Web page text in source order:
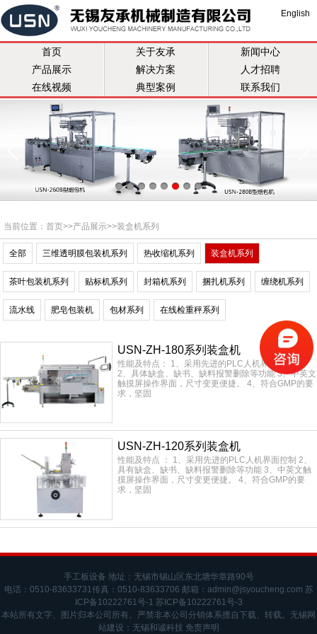
English
首页 关于友承
新闻中心
产品展示
解决方案
人才招聘
在线视频
典型案例 联系我们
当前位置： 首页>>产品展示>>装盒机系列
全部 三维透明膜包装机系列 热收缩机系列 装盒机系列
茶叶包装机系列 贴标机系列 封箱机系列 捆扎机系列 缠绕机系列
流水线 肥皂包装机 包材系列 在线检重秤系列
USN-ZH-180系列装盒机
性能及特点： 1、采用先进的PLC人机界面控制。
2、具体缺盒、缺书、缺料报警删除等功能 3、中英文
触摸屏操作界面，尺寸变更便捷。 4、符合GMP的要
求，坚固
USN-ZH-120系列装盒机
性能及特点 ： 1、采用先进的PLC人机界面控制 2、
具有缺盒、缺书、缺料报警删除等功能 3、中英文触
摸屏操作界面，尺寸变更便捷。 4、符合GMP的要
求，坚固
手工板设备 地址：无锡市锡山区东北塘华章路90号
电话：0510-83633731传真：0510-83633706 邮箱：admin@jsyoucheng.com 苏
ICP备10222761号-1 苏ICP备10222761号-3
本站所有文字、图片归本公司所有。严禁非本公司分销体系擅自下载、转载。 无锡网
站建设 ： 无锡和诚科技 免责声明